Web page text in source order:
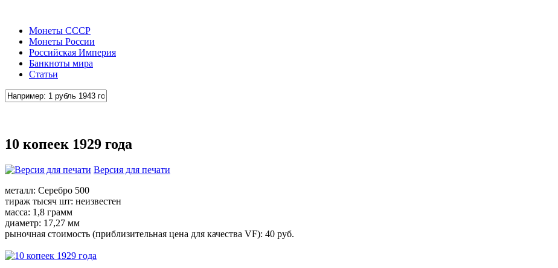
Монеты СССР
Монеты России
Российская Империя
Банкноты мира
Статьи
10 копеек 1929 года
Версия для печати
металл: Серебро 500
тираж тысяч шт: неизвестен
масса: 1,8 грамм
диаметр: 17,27 мм
рыночная стоимость (приблизительная цена для качества VF): 40 руб.